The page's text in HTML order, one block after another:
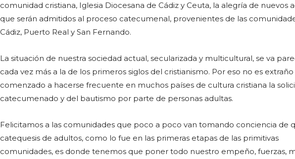
comunidad cristiana, Iglesia Diocesana de Cádiz y Ceuta, la alegría de nuevos
que serán admitidos al proceso catecumenal, provenientes de las
Cádiz, Puerto Real y San Fernando.
La situación de nuestra sociedad actual, secularizada y multicultural, se va
cada vez más a la de los primeros siglos del cristianismo. Por eso no es
comenzado a hacerse frecuente en muchos países de cultura cristiana la
catecumenado y del bautismo por parte de personas adultas.
Felicitamos a las comunidades que poco a poco van tomando conciencia de
catequesis de adultos, como lo fue en las primeras etapas de las primitivas
comunidades, es donde tenemos que poner todo nuestro empeño, fuerzas,